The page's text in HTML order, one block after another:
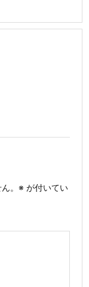
。 ※ が付いてい